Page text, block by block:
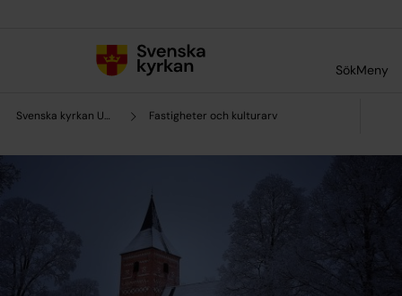
SökMeny
Svenska kyrkan Uppsala stift Fastigheter och kulturarv